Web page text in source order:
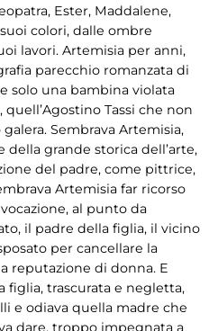
Ester, Maddalene,
colori, dalle ombre
lavori. Artemisia per anni,
parecchio romanzata di
solo una bambina violata
Tassi che non
Sembrava Artemisia,
grande storica dell’arte,
del padre, come pittrice,
Artemisia far ricorso
al punto da
il padre della figlia, il vicino
per cancellare la
reputazione di donna. E
figlia, trascurata e negletta,
e odiava quella madre che
dare, troppo impegnata a